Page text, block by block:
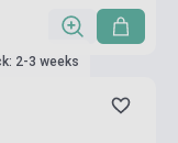
2-3 weeks